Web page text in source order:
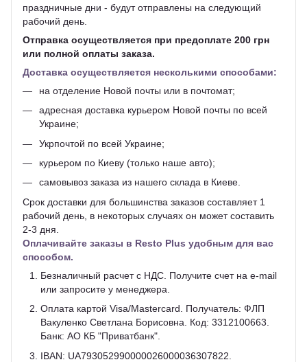
праздничные дни - будут отправлены на следующий
рабочий день.
Отправка осуществляется при предоплате 200 грн
или полной оплаты заказа.
Доставка осуществляется несколькими способами:
на отделение Новой почты или в почтомат;
адресная доставка курьером Новой почты по всей
Украине;
Укрпочтой по всей Украине;
курьером по Киеву (только наше авто);
самовывоз заказа из нашего склада в Киеве.
Срок доставки для большинства заказов составляет 1
рабочий день, в некоторых случаях он может составить
2-3 дня.
Оплачивайте заказы в Resto Plus удобным для вас
способом.
Безналичный расчет с НДС. Получите счет на e-mail
или запросите у менеджера.
Оплата картой Visa/Mastercard. Получатель: ФЛП
Вакуленко Светлана Борисовна. Код: 3312100663.
Банк: АО КБ "Приватбанк".
IBAN: UA793052990000026000036307822.